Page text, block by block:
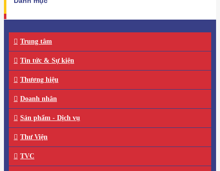
Trung tâm
Tin tức & Sự kiện
Thương hiệu
Doanh nhân
Sản phẩm - Dịch vụ
Thư Viện
TVC